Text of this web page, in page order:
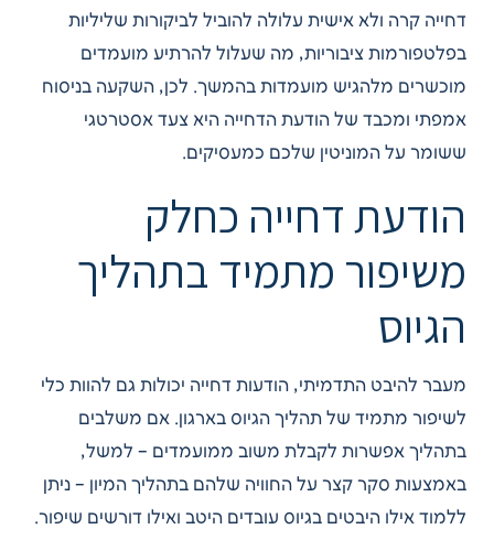
דחייה קרה ולא אישית עלולה להוביל לביקורות שליליות
בפלטפורמות ציבוריות, מה שעלול להרתיע מועמדים
מוכשרים מלהגיש מועמדות בהמשך. לכן, השקעה בניסוח
אמפתי ומכבד של הודעת הדחייה היא צעד אסטרטגי
ששומר על המוניטין שלכם כמעסיקים.
הודעת דחייה כחלק
משיפור מתמיד בתהליך
הגיוס
מעבר להיבט התדמיתי, הודעות דחייה יכולות גם להוות כלי
לשיפור מתמיד של תהליך הגיוס בארגון. אם משלבים
בתהליך אפשרות לקבלת משוב ממועמדים – למשל,
באמצעות סקר קצר על החוויה שלהם בתהליך המיון – ניתן
ללמוד אילו היבטים בגיוס עובדים היטב ואילו דורשים שיפור.